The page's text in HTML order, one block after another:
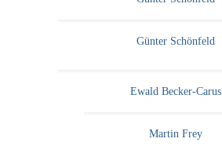
Günter Schönfeld
Ewald Becker-Carus
Martin Frey